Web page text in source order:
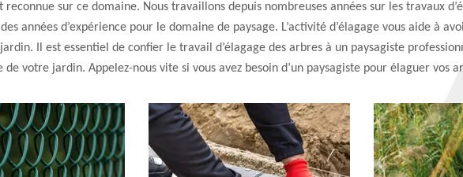
sur ce domaine. Nous travaillons depuis nombreuses années sur les travaux
années d’expérience pour le domaine de paysage. L’activité d’élagage vous aide à
Il est essentiel de confier le travail d’élagage des arbres à un paysagiste
de votre jardin. Appelez-nous vite si vous avez besoin d’un paysagiste pour élaguer vos